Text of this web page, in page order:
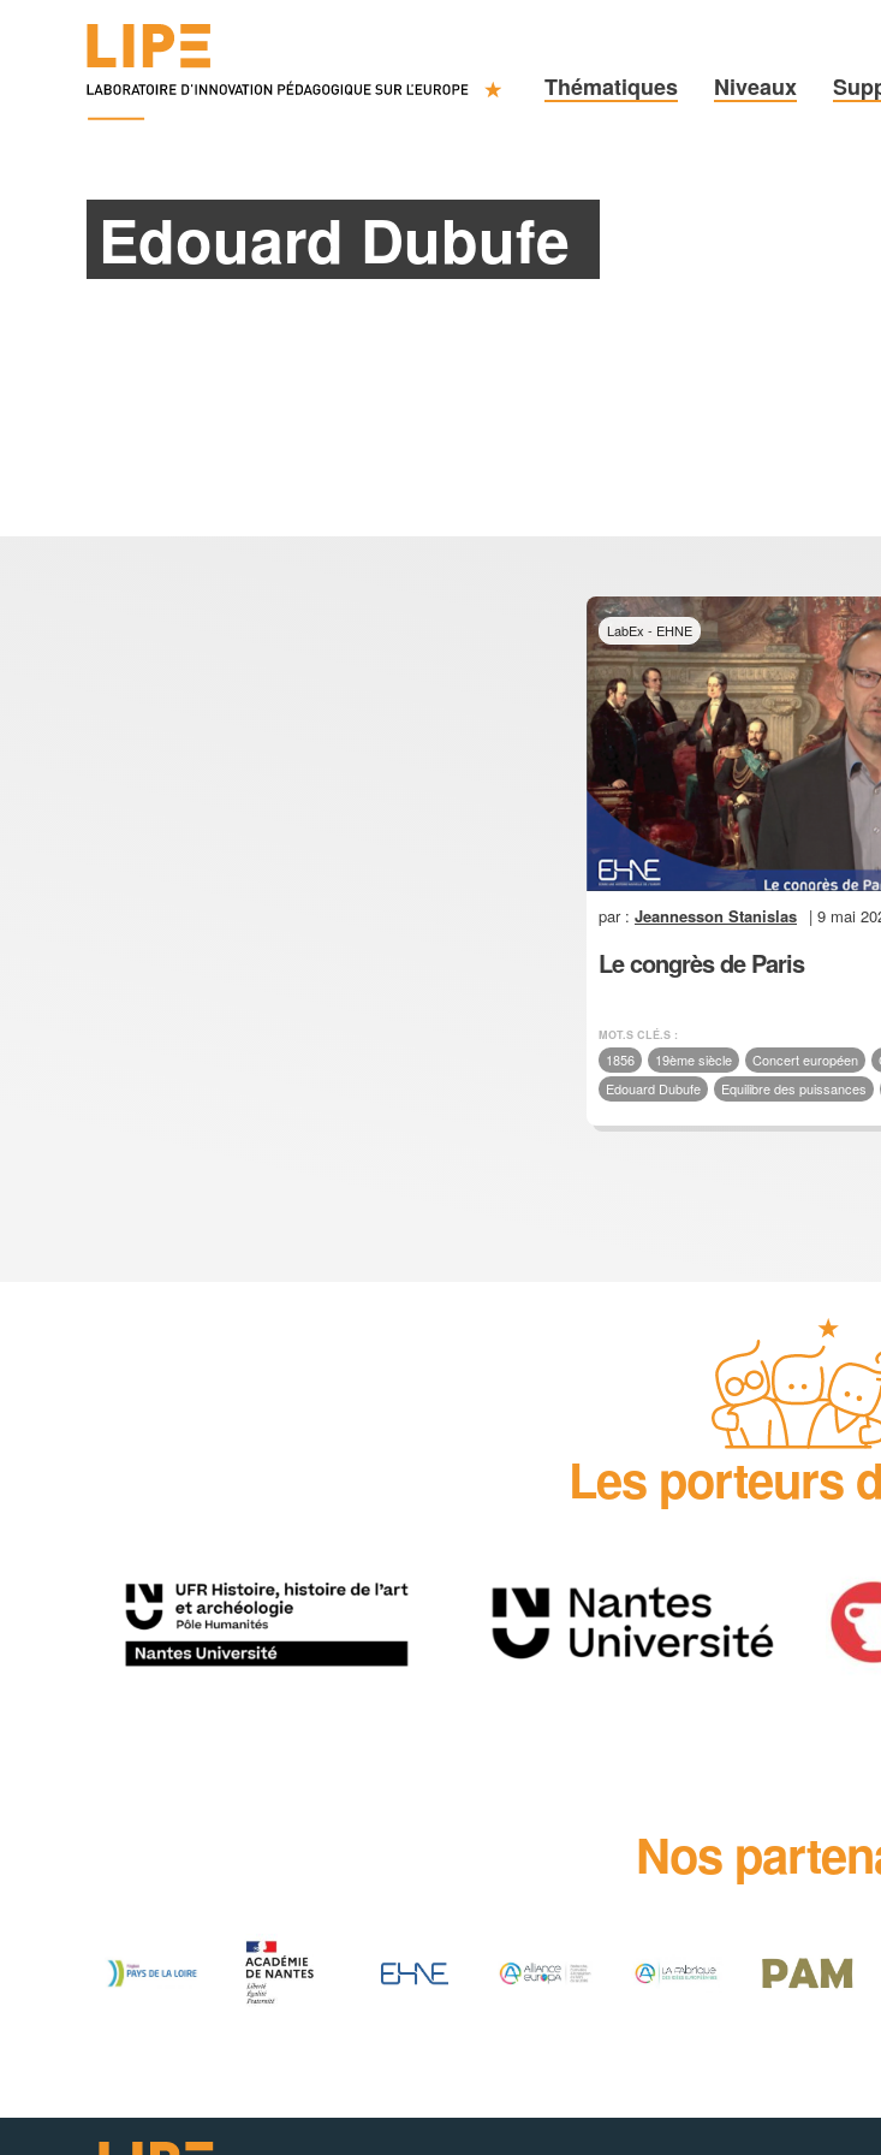
Thématiques Niveaux
Edouard Dubufe
LabEx - EHNE
par : Jeannesson Stanislas | 9 mai
Le congrès de Paris
MOT.S CLÉ.S :
1856 19ème siècle Concert européen
Edouard Dubufe
Equilibre des puissances
Les porteurs
Nos